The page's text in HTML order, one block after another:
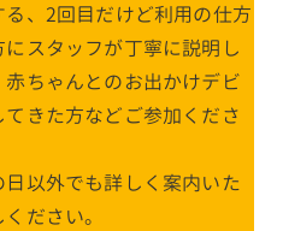
、2回目だけど利用の仕方
スタッフが丁寧に説明し
ちゃんとのお出かけデビ
きた方などご参加くださ
以外でも詳しく案内いた
ださい。